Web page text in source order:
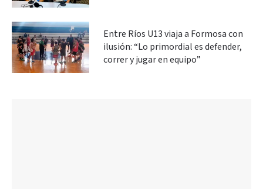
Entre Ríos U13 viaja a Formosa con
ilusión: “Lo primordial es defender,
correr y jugar en equipo”